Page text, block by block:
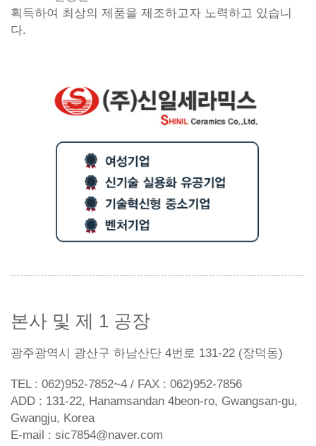
획득하여 최상의 제품을 제조하고자 노력하고 있습니
다.
본사 및 제 1 공장
광주광역시 광산구 하남산단 4번로 131-22 (장덕동)
TEL : 062)952-7852~4 / FAX : 062)952-7856
ADD : 131-22, Hanamsandan 4beon-ro, Gwangsan-gu,
Gwangju, Korea
E-mail : sic7854@naver.com